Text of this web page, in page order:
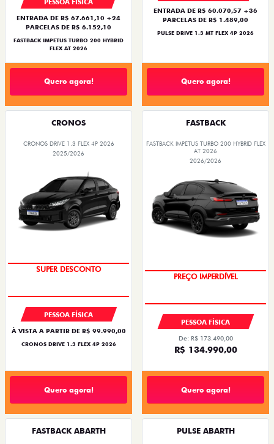
PESSOA FÍSICA
ENTRADA DE R$ 67.661,10 +24
PARCELAS DE R$ 6.152,10
FASTBACK IMPETUS TURBO 200 HYBRID
FLEX AT 2026
Quero agora!
ENTRADA DE R$ 60.070,57 +36
PARCELAS DE R$ 1.489,00
PULSE DRIVE 1.3 MT FLEX 4P 2026
Quero agora!
CRONOS
CRONOS DRIVE 1.3 FLEX 4P 2026
2025/2026
SUPER DESCONTO
PESSOA FÍSICA
À VISTA A PARTIR DE R$ 99.990,00
CRONOS DRIVE 1.3 FLEX 4P 2026
Quero agora!
FASTBACK
FASTBACK IMPETUS TURBO 200 HYBRID FLEX
AT 2026
2026/2026
PREÇO IMPERDÍVEL
PESSOA FÍSICA
De: R$ 173.490,00
R$ 134.990,00
Quero agora!
FASTBACK ABARTH PULSE ABARTH